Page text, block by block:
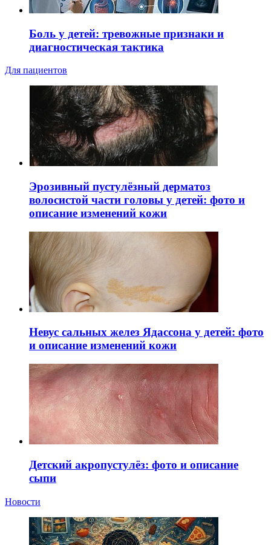
Боль у детей: тревожные признаки и
диагностическая тактика
Для пациентов
Эрозивный пустулёзный дерматоз
волосистой части головы у детей: фото и
описание изменений кожи
Невус сальных желез Ядассона у детей: фото
и описание изменений кожи
Детский акропустулёз: фото и описание
сыпи
Новости